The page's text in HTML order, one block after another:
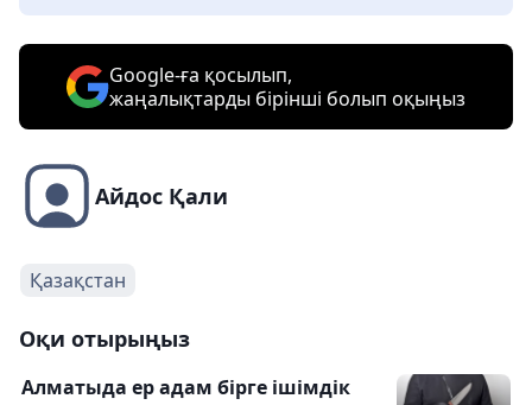
Google-ға қосылып,
жаңалықтарды бірінші болып оқыңыз
Айдос Қали
Қазақстан
Оқи отырыңыз
Алматыда ер адам бірге ішімдік